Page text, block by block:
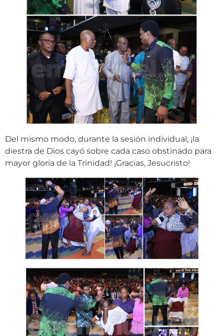
Del mismo modo, durante la sesión individual, ¡la
diestra de Dios cayó sobre cada caso obstinado para
mayor gloria de la Trinidad! ¡Gracias, Jesucristo!